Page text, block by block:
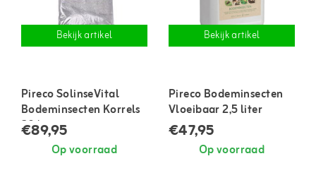
Bekijk artikel
Pireco SolinseVital
Bodeminsecten Korrels
20 kg
€89,95
Op voorraad
Bekijk artikel
Pireco Bodeminsecten
Vloeibaar 2,5 liter
€47,95
Op voorraad